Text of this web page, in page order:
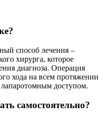
способ лечения –
хирурга, которое
диагноза. Операция
хода на всем протяжении
доступом.
самостоятельно?